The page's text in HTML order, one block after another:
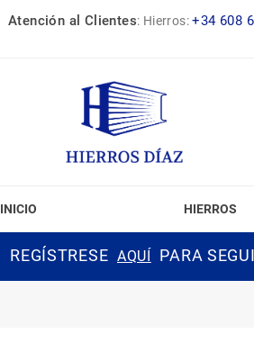
Atención al Clientes: Hierros:+34 608
INICIO HIERROS
REGÍSTRESE AQUÍ PARA